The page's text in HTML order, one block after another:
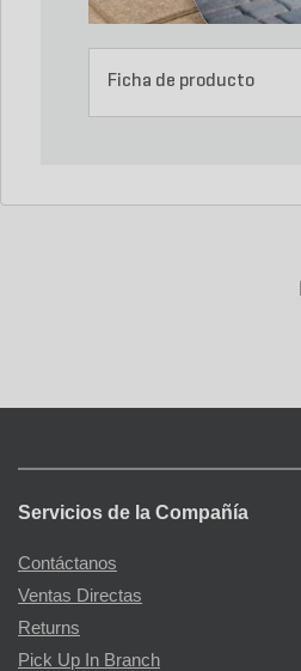
Ficha de producto
Servicios de la Compañía
Contáctanos
Ventas Directas
Returns
Pick Up In Branch